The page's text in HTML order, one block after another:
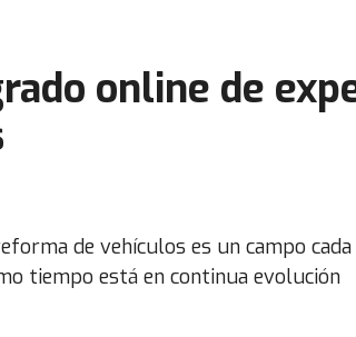
online de
de vehículos es un campo cada
tiempo está en continua evolución